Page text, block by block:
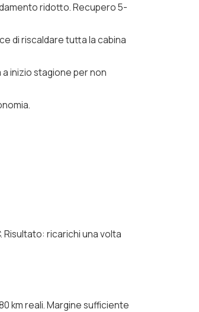
ridotto. Recupero 5-
di riscaldare tutta la cabina
a inizio stagione per non
Risultato: ricarichi una volta
km reali. Margine sufficiente